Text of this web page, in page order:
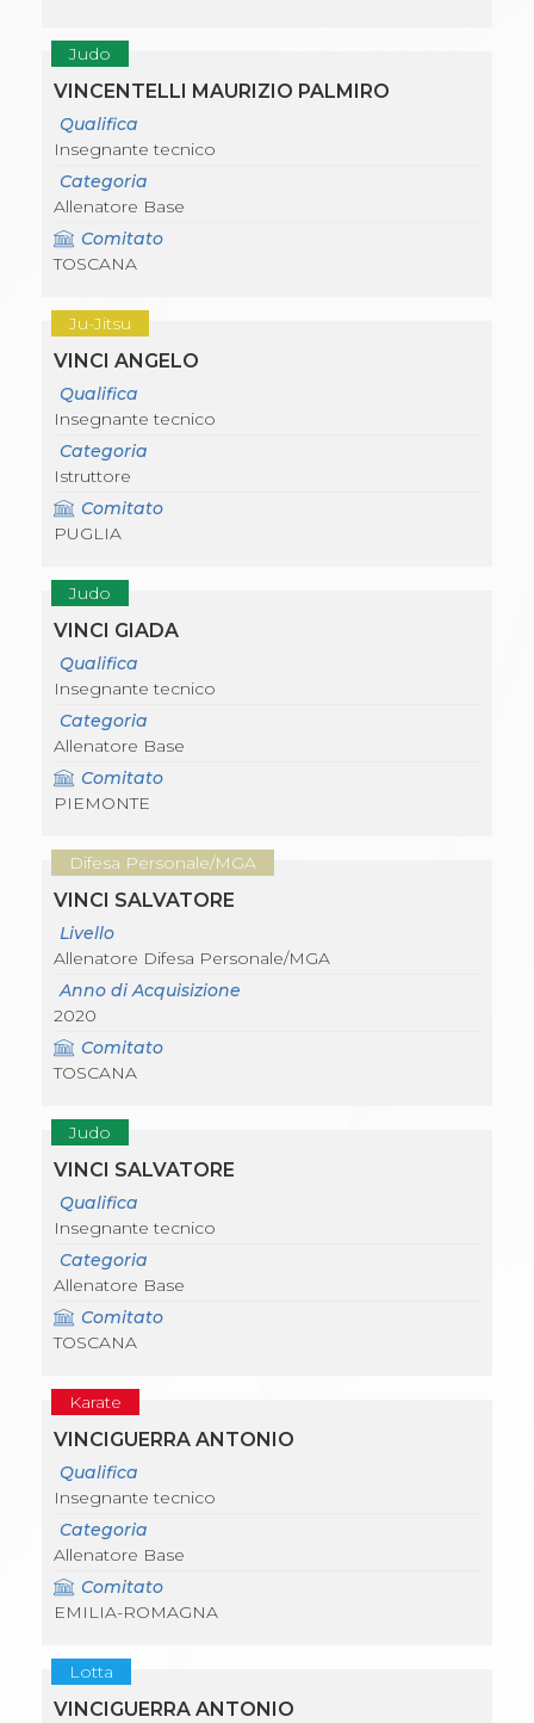
Judo
VINCENTELLI MAURIZIO PALMIRO
Qualifica
Insegnante tecnico
Categoria
Allenatore Base
Comitato
TOSCANA
Ju-Jitsu
VINCI ANGELO
Qualifica
Insegnante tecnico
Categoria
Istruttore
Comitato
PUGLIA
Judo
VINCI GIADA
Qualifica
Insegnante tecnico
Categoria
Allenatore Base
Comitato
PIEMONTE
Difesa Personale/MGA
VINCI SALVATORE
Livello
Allenatore Difesa Personale/MGA
Anno di Acquisizione
2020
Comitato
TOSCANA
Judo
VINCI SALVATORE
Qualifica
Insegnante tecnico
Categoria
Allenatore Base
Comitato
TOSCANA
Karate
VINCIGUERRA ANTONIO
Qualifica
Insegnante tecnico
Categoria
Allenatore Base
Comitato
EMILIA-ROMAGNA
Lotta
VINCIGUERRA ANTONIO